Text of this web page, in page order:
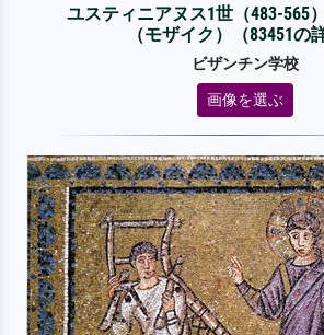
ユスティニアヌス1世（483-565
（モザイク）（83451の
ビザンチン学校
画像を選ぶ